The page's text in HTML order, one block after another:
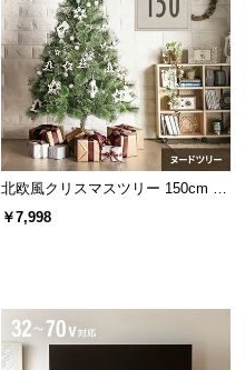
北欧風クリスマスツリー 150cm ヌ
ードツリー
￥7,998